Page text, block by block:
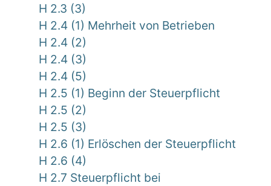
H 2.3 (3)
H 2.4 (1) Mehrheit von Betrieben
H 2.4 (2)
H 2.4 (3)
H 2.4 (5)
H 2.5 (1) Beginn der Steuerpflicht
H 2.5 (2)
H 2.5 (3)
H 2.6 (1) Erlöschen der Steuerpflicht
H 2.6 (4)
H 2.7 Steuerpflicht bei